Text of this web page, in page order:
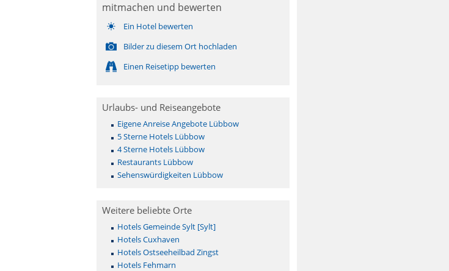
mitmachen und bewerten
Ein Hotel bewerten
Bilder zu diesem Ort hochladen
Einen Reisetipp bewerten
Urlaubs- und Reiseangebote
Eigene Anreise Angebote Lübbow
5 Sterne Hotels Lübbow
4 Sterne Hotels Lübbow
Restaurants Lübbow
Sehenswürdigkeiten Lübbow
Weitere beliebte Orte
Hotels Gemeinde Sylt [Sylt]
Hotels Cuxhaven
Hotels Ostseeheilbad Zingst
Hotels Fehmarn